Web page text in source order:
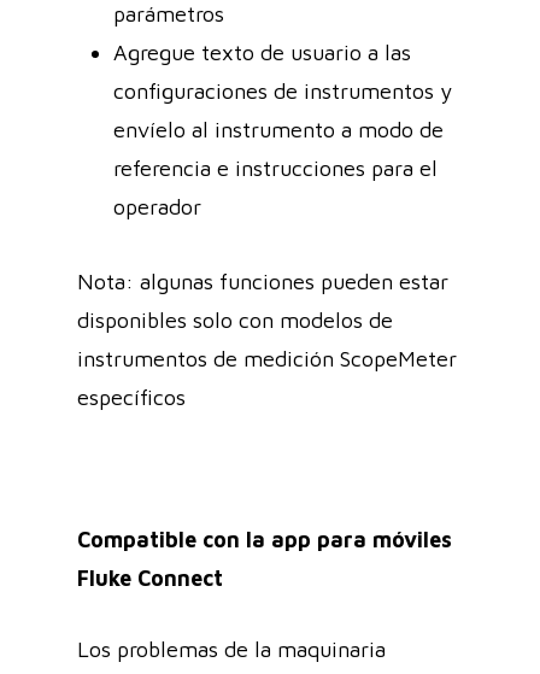
parámetros
Agregue texto de usuario a las
configuraciones de instrumentos y
envíelo al instrumento a modo de
referencia e instrucciones para el
operador
Nota: algunas funciones pueden estar
disponibles solo con modelos de
instrumentos de medición ScopeMeter
específicos
Compatible con la app para móviles
Fluke Connect
Los problemas de la maquinaria